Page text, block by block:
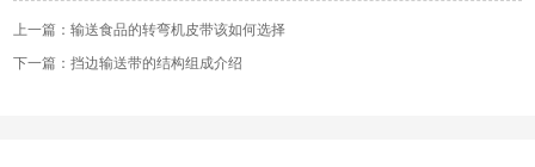
上一篇：输送食品的转弯机皮带该如何选择
下一篇：挡边输送带的结构组成介绍